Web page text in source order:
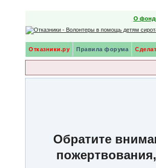
О
Отказники.ру Правила форума
Обратите